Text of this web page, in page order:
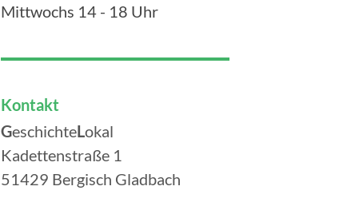
Mittwochs 14 - 18 Uhr
Kontakt
GeschichteLokal
Kadettenstraße 1
51429 Bergisch Gladbach